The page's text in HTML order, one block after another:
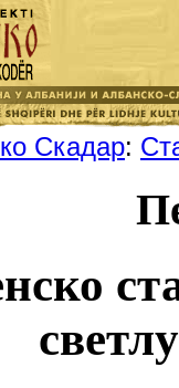
Скадар: